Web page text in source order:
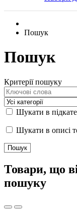
Пошук
Пошук
Критерії пошуку
Шукати в
Шукати в описі
Товари, що
пошуку